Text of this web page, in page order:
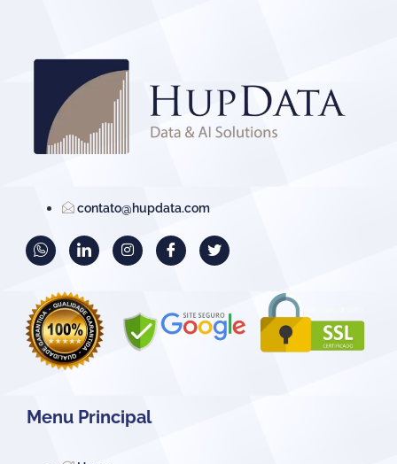
contato@hupdata.com
Menu Principal